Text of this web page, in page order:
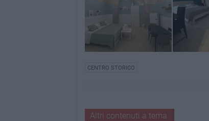
CENTRO STORICO
Altri contenuti a tema